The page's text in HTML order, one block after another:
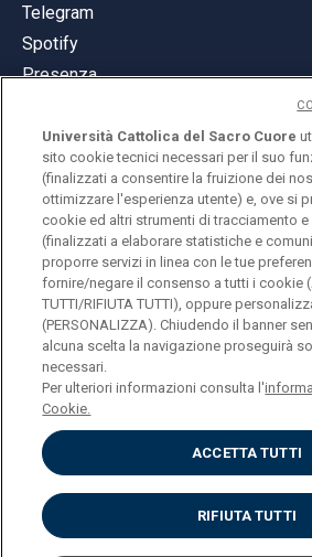
Telegram
Spotify
Presenza
© Università Cattolica del Sacro
Largo A. Gemelli 1, 20123 Milano
PI 02133120150
ENGLISH
Privacy
Accessibilità
Cookies
Impostazione Cookies
Università Cattolica del Sacro Cuore
sito cookie tecnici necessari per il suo
(finalizzati a consentire la fruizione dei
ottimizzare l'esperienza utente) e, ove si
cookie ed altri strumenti di tracciamento
(finalizzati a elaborare statistiche e
proporre servizi in linea con le tue
fornire/negare il consenso a tutti i cookie
TUTTI/RIFIUTA TUTTI), oppure
(PERSONALIZZA). Chiudendo il banner
alcuna scelta la navigazione proseguirà
necessari.
Per ulteriori informazioni consulta l'
Cookie.
ACCETTA TUTTI
RIFIUTA TUTTI